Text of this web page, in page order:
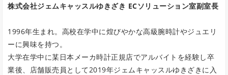
株式会社ジェムキャッスルゆきざき ECソリューション室副室長
1996年生まれ。高校在学中に煌びやかな高級腕時計やジュエリ
ーに興味を持つ。
大学在学中に某日本メーカ時計正規店でアルバイトを経験し卒
業後、店舗販売員として2019年ジェムキャッスルゆきざきに入